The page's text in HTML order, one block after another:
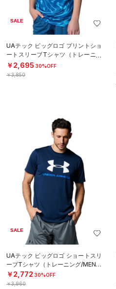
SALE
UAテック ビッグロゴ プリントショ
ートスリーブTシャツ（トレーニン
グ/BOYS）
￥2,695 30%OFF
￥3,850
SALE
UAテック ビッグロゴ ショートスリ
ーブTシャツ（トレーニング/MEN）
￥2,772 30%OFF
￥3,960